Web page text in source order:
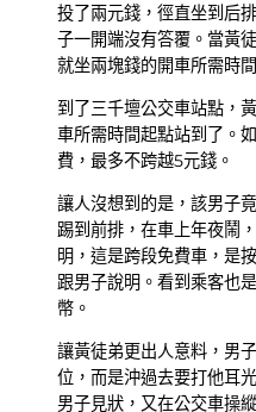
投了兩元錢，徑直坐到后
子一開端沒有答覆。當黃
就坐兩塊錢的開車所需時
到了三千壇公交車站點，
車所需時間起點站到了。
費，最多不跨越5元錢。
讓人沒想到的是，該男子
踢到前排，在車上年夜鬧
明，這是跨段免費車，是
跟男子說明。看到乘客也
幣。
讓黃徒弟更出人意料，男
位，而是沖過去要打他耳
男子見狀，又在公交車操